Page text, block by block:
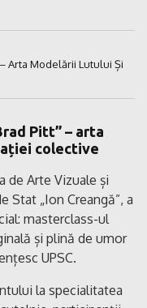
Arta Modelării Lutului Și
Pitt” – arta
colective
de Arte Vizuale și
Stat „Ion Creangă”, a
masterclass-ul
și plină de umor
UPSC.
la specialitatea